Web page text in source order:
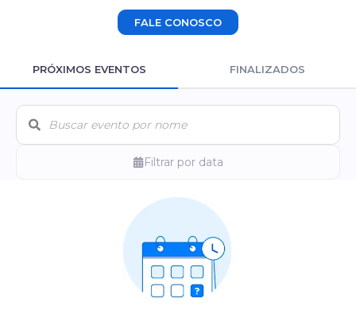
FALE CONOSCO
PRÓXIMOS EVENTOS FINALIZADOS
Filtrar por data